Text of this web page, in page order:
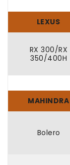
LEXUS
RX 300/RX
350/400H
MAHINDRA
Bolero